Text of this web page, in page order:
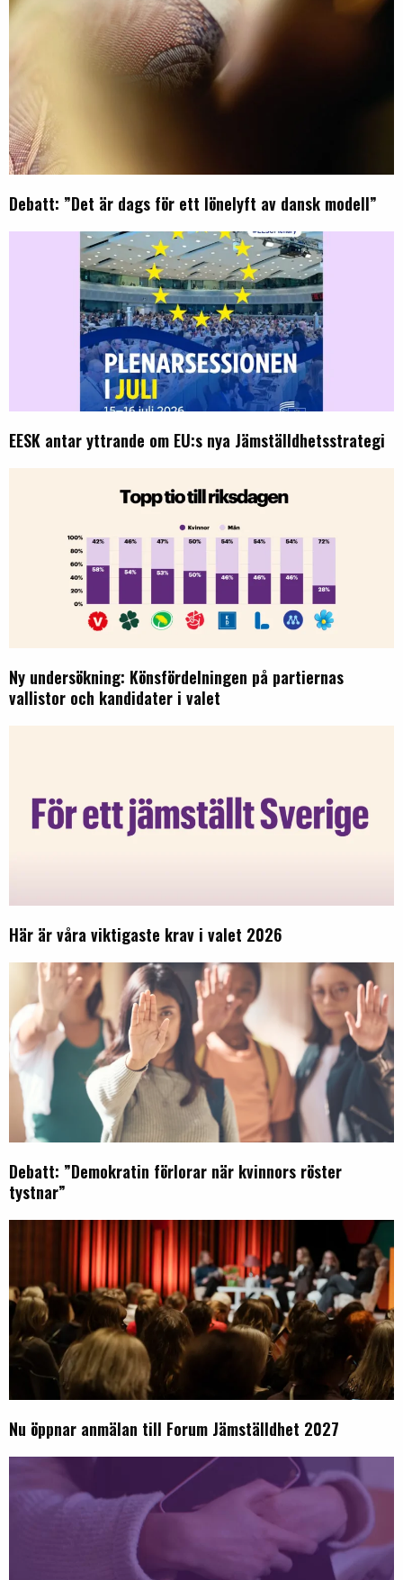
Debatt: ”Det är dags för ett lönelyft av dansk modell”
EESK antar yttrande om EU:s nya Jämställdhetsstrategi
Ny undersökning: Könsfördelningen på partiernas
vallistor och kandidater i valet
Här är våra viktigaste krav i valet 2026
Debatt: ”Demokratin förlorar när kvinnors röster
tystnar”
Nu öppnar anmälan till Forum Jämställdhet 2027